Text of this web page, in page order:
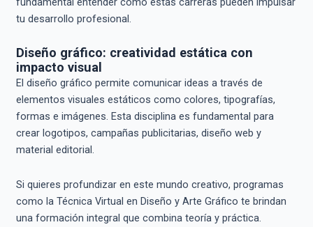
tu desarrollo profesional.
Diseño gráfico: creatividad estática con
impacto visual
El diseño gráfico permite comunicar ideas a través de
elementos visuales estáticos como colores, tipografías,
formas e imágenes. Esta disciplina es fundamental para
crear logotipos, campañas publicitarias, diseño web y
material editorial.
Si quieres profundizar en este mundo creativo, programas
como la Técnica Virtual en Diseño y Arte Gráfico te brindan
una formación integral que combina teoría y práctica.